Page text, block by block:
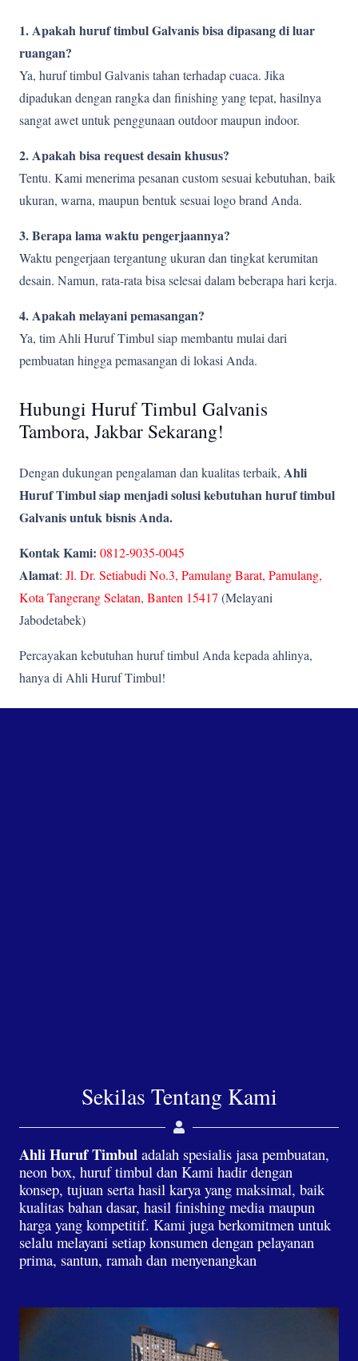
1. Apakah huruf timbul Galvanis bisa dipasang di luar
ruangan?
Ya, huruf timbul Galvanis tahan terhadap cuaca. Jika
dipadukan dengan rangka dan finishing yang tepat, hasilnya
sangat awet untuk penggunaan outdoor maupun indoor.
2. Apakah bisa request desain khusus?
Tentu. Kami menerima pesanan custom sesuai kebutuhan, baik
ukuran, warna, maupun bentuk sesuai logo brand Anda.
3. Berapa lama waktu pengerjaannya?
Waktu pengerjaan tergantung ukuran dan tingkat kerumitan
desain. Namun, rata-rata bisa selesai dalam beberapa hari kerja.
4. Apakah melayani pemasangan?
Ya, tim Ahli Huruf Timbul siap membantu mulai dari
pembuatan hingga pemasangan di lokasi Anda.
Hubungi Huruf Timbul Galvanis
Tambora, Jakbar Sekarang!
Dengan dukungan pengalaman dan kualitas terbaik, Ahli
Huruf Timbul siap menjadi solusi kebutuhan huruf timbul
Galvanis untuk bisnis Anda.
Kontak Kami: 0812-9035-0045
Alamat: Jl. Dr. Setiabudi No.3, Pamulang Barat, Pamulang,
Kota Tangerang Selatan, Banten 15417 (Melayani
Jabodetabek)
Percayakan kebutuhan huruf timbul Anda kepada ahlinya,
hanya di Ahli Huruf Timbul!
Sekilas Tentang Kami
Ahli Huruf Timbul adalah spesialis jasa pembuatan,
neon box, huruf timbul dan Kami hadir dengan
konsep, tujuan serta hasil karya yang maksimal, baik
kualitas bahan dasar, hasil finishing media maupun
harga yang kompetitif. Kami juga berkomitmen untuk
selalu melayani setiap konsumen dengan pelayanan
prima, santun, ramah dan menyenangkan